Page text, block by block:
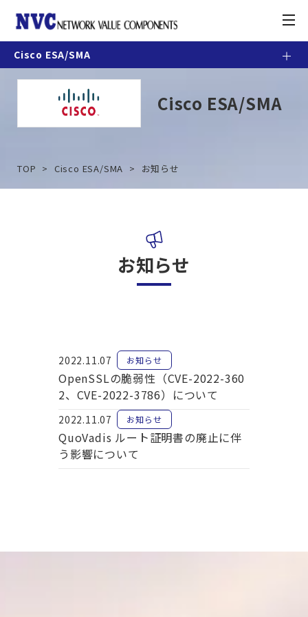
toggle
製品情報
Cisco ESA/SMA
Cisco ESA/SMA
TOP Cisco ESA/SMA お知らせ
お知らせ
2022.11.07 お知らせ
OpenSSLの脆弱性（CVE-2022-360
2、CVE-2022-3786）について
2022.11.07 お知らせ
QuoVadis ルート証明書の廃止に伴
う影響について